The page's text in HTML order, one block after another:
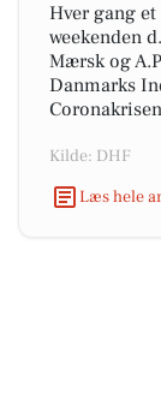
Hver gang
weekenden
Mærsk og
Danmarks
Kilde: DHF
Læs hele